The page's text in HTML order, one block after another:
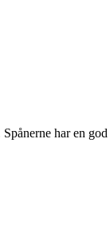
har en